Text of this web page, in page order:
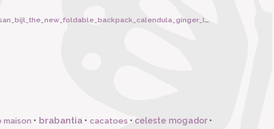
6428
maison • brabantia• cacatoes • celeste mogador•